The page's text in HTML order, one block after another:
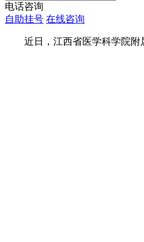
电话咨询
自助挂号 在线咨询
近日，江西省医学科学院附属